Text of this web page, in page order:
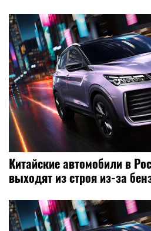
Китайские автомобили в
выходят из строя из-за